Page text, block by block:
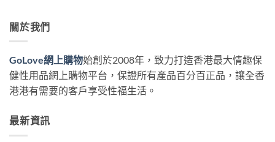
關於我們
GoLove網上購物始創於2008年，致力打造香港最大情趣保
健性用品網上購物平台，保證所有產品百分百正品，讓全香
港港有需要的客戶享受性福生活。
最新資訊